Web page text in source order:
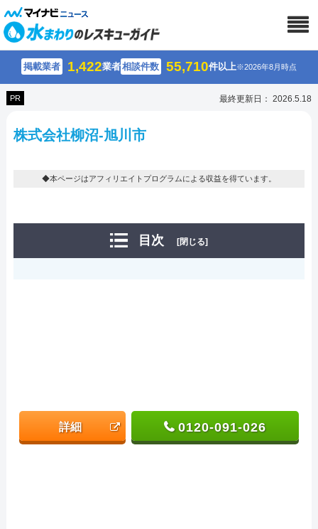
掲載業者 1,422業者相談件数 55,710件以上※2026年8月時点
PR 最終更新日： 2026.5.18
株式会社柳沼-旭川市
◆本ページはアフィリエイトプログラムによる収益を得ています。
目次 [閉じる]
詳細 0120-091-026